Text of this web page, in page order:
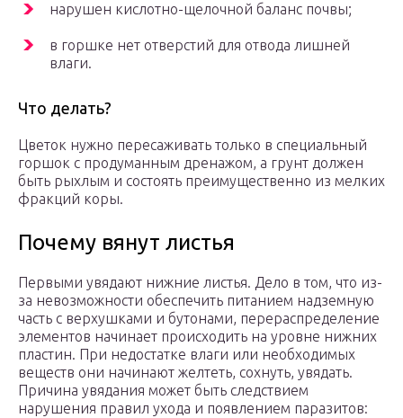
нарушен кислотно-щелочной баланс почвы;
в горшке нет отверстий для отвода лишней
влаги.
Что делать?
Цветок нужно пересаживать только в специальный
горшок с продуманным дренажом, а грунт должен
быть рыхлым и состоять преимущественно из мелких
фракций коры.
Почему вянут листья
Первыми увядают нижние листья. Дело в том, что из-
за невозможности обеспечить питанием надземную
часть с верхушками и бутонами, перераспределение
элементов начинает происходить на уровне нижних
пластин. При недостатке влаги или необходимых
веществ они начинают желтеть, сохнуть, увядать.
Причина увядания может быть следствием
нарушения правил ухода и появлением паразитов: